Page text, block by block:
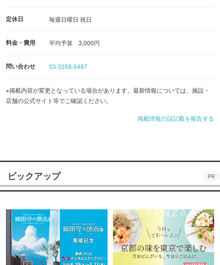
定休日 毎週日曜日 祝日
料金・費用 平均予算 3,000円
問い合わせ 03-3358-6487
※掲載内容が変更となっている場合があります。最新情報については、施設・
店舗の公式サイト等でご確認ください。
掲載情報の誤記載を報告する
ピックアップ PR